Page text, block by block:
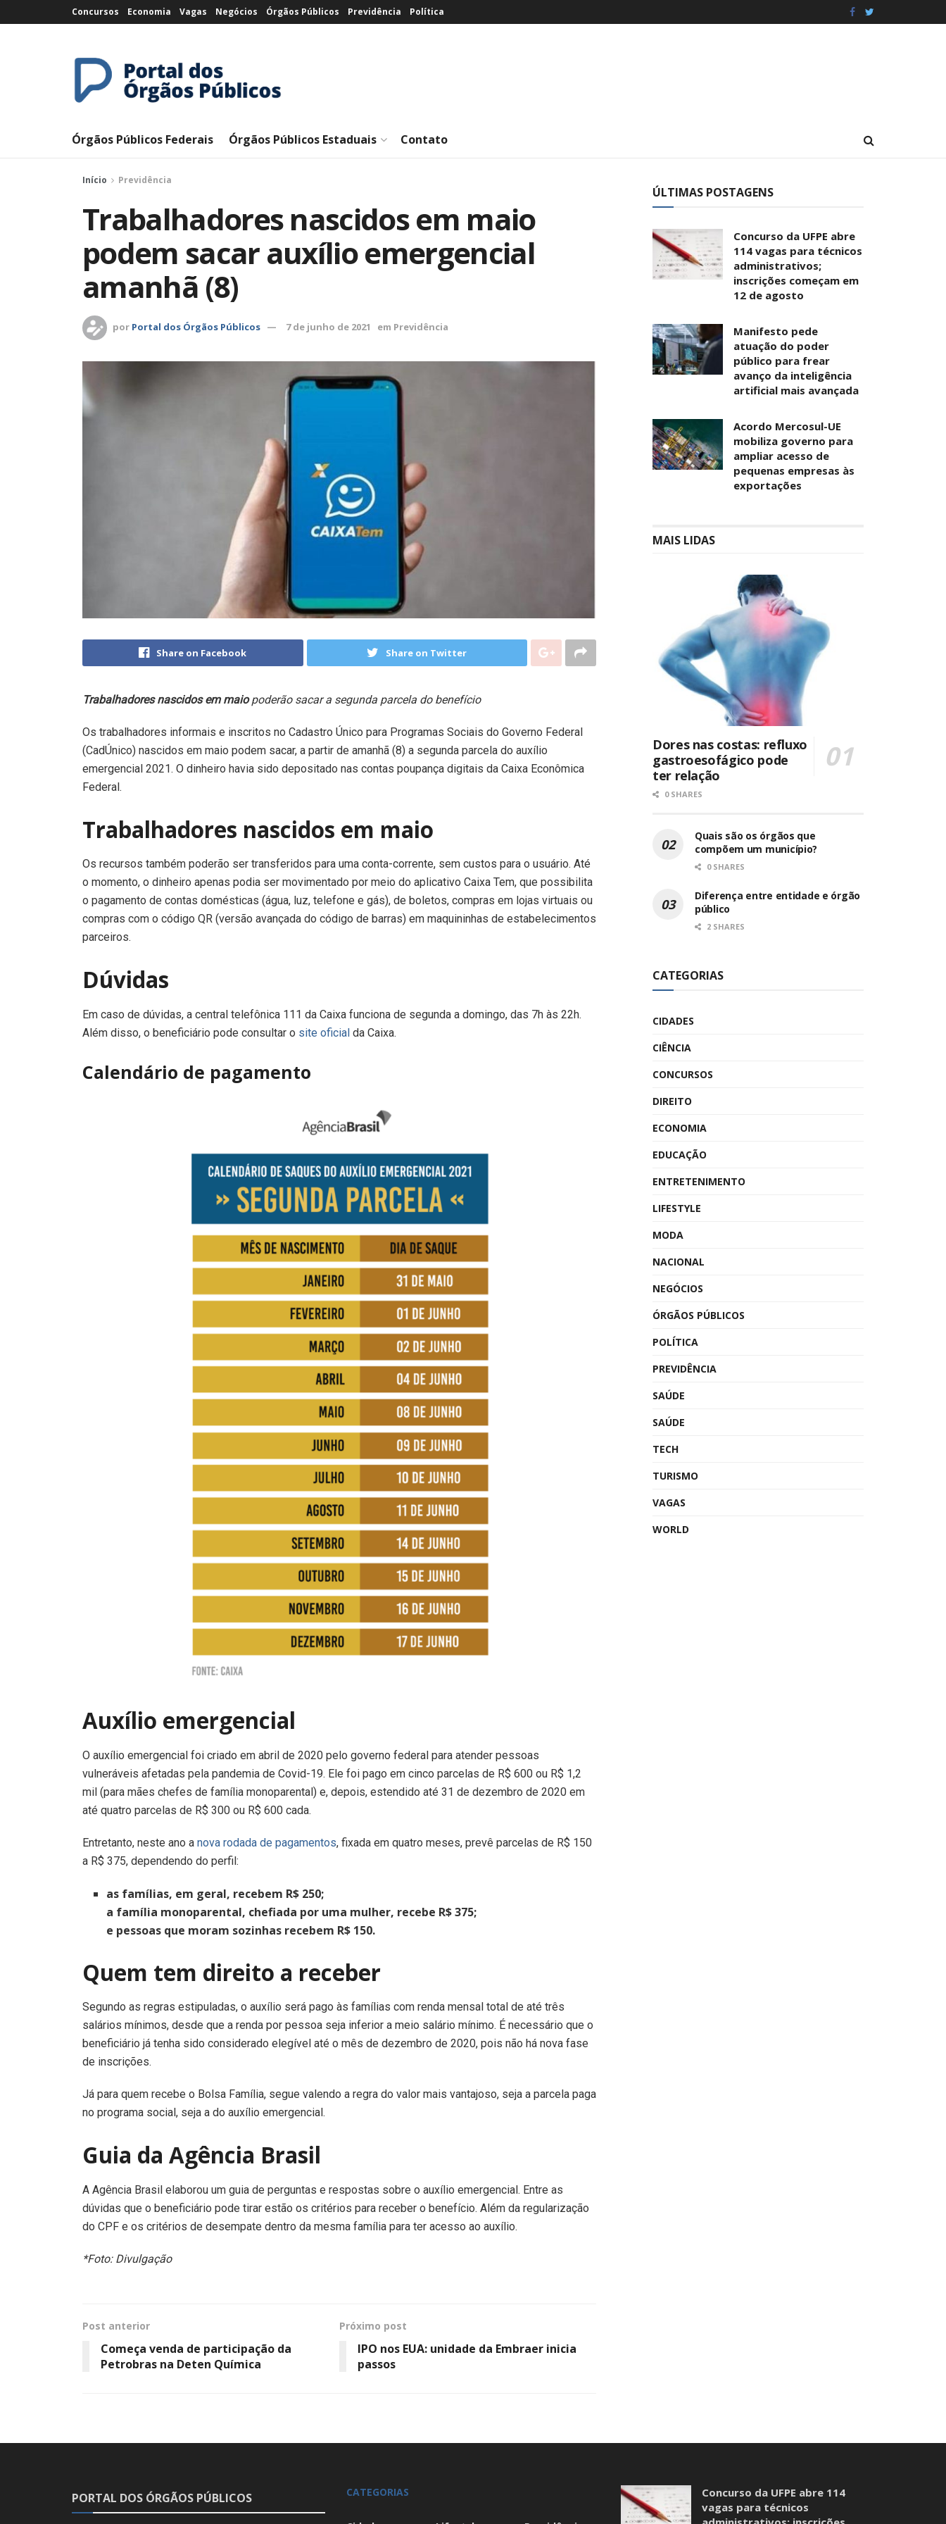
Concursos Economia Vagas Negócios Órgãos Públicos Previdência Política
Órgãos Públicos Federais Órgãos Públicos Estaduais Contato
Início Previdência
Trabalhadores nascidos em maio
podem sacar auxílio emergencial
amanhã (8)
por Portal dos Órgãos Públicos 7 de junho de 2021 em Previdência
Share on Facebook Share on Twitter
Trabalhadores nascidos em maiopoderão sacar a segunda parcela do benefício
Os trabalhadores informais e inscritos no Cadastro Único para Programas Sociais do Governo Federal
(CadÚnico) nascidos em maio podem sacar, a partir de amanhã (8) a segunda parcela do auxílio
emergencial 2021. O dinheiro havia sido depositado nas contas poupança digitais da Caixa Econômica
Federal.
Trabalhadores nascidos em maio
Os recursos também poderão ser transferidos para uma conta-corrente, sem custos para o usuário. Até
o momento, o dinheiro apenas podia ser movimentado por meio do aplicativo Caixa Tem, que possibilita
o pagamento de contas domésticas (água, luz, telefone e gás), de boletos, compras em lojas virtuais ou
compras com o código QR (versão avançada do código de barras) em maquininhas de estabelecimentos
parceiros.
Dúvidas
Em caso de dúvidas, a central telefônica 111 da Caixa funciona de segunda a domingo, das 7h às 22h.
Além disso, o beneficiário pode consultar o site oficial da Caixa.
Calendário de pagamento
Auxílio emergencial
O auxílio emergencial foi criado em abril de 2020 pelo governo federal para atender pessoas
vulneráveis afetadas pela pandemia de Covid-19. Ele foi pago em cinco parcelas de R$ 600 ou R$ 1,2
mil (para mães chefes de família monoparental) e, depois, estendido até 31 de dezembro de 2020 em
até quatro parcelas de R$ 300 ou R$ 600 cada.
Entretanto, neste ano a nova rodada de pagamentos, fixada em quatro meses, prevê parcelas de R$ 150
a R$ 375, dependendo do perfil:
as famílias, em geral, recebem R$ 250;
a família monoparental, chefiada por uma mulher, recebe R$ 375;
e pessoas que moram sozinhas recebem R$ 150.
Quem tem direito a receber
Segundo as regras estipuladas, o auxílio será pago às famílias com renda mensal total de até três
salários mínimos, desde que a renda por pessoa seja inferior a meio salário mínimo. É necessário que o
beneficiário já tenha sido considerado elegível até o mês de dezembro de 2020, pois não há nova fase
de inscrições.
Já para quem recebe o Bolsa Família, segue valendo a regra do valor mais vantajoso, seja a parcela paga
no programa social, seja a do auxílio emergencial.
Guia da Agência Brasil
A Agência Brasil elaborou um guia de perguntas e respostas sobre o auxílio emergencial. Entre as
dúvidas que o beneficiário pode tirar estão os critérios para receber o benefício. Além da regularização
do CPF e os critérios de desempate dentro da mesma família para ter acesso ao auxílio.
*Foto: Divulgação
Post anterior
Começa venda de participação da
Petrobras na Deten Química
Próximo post
IPO nos EUA: unidade da Embraer inicia
passos
ÚLTIMAS POSTAGENS
Concurso da UFPE abre
114 vagas para técnicos
administrativos;
inscrições começam em
12 de agosto
Manifesto pede
atuação do poder
público para frear
avanço da inteligência
artificial mais avançada
Acordo Mercosul-UE
mobiliza governo para
ampliar acesso de
pequenas empresas às
exportações
MAIS LIDAS
Dores nas costas: refluxo
gastroesofágico pode
ter relação
0 SHARES
Quais são os órgãos que
compõem um município?
0 SHARES
Diferença entre entidade e órgão
público
2 SHARES
CATEGORIAS
CIDADES
CIÊNCIA
CONCURSOS
DIREITO
ECONOMIA
EDUCAÇÃO
ENTRETENIMENTO
LIFESTYLE
MODA
NACIONAL
NEGÓCIOS
ÓRGÃOS PÚBLICOS
POLÍTICA
PREVIDÊNCIA
SAÚDE
SAÚDE
TECH
TURISMO
VAGAS
WORLD
PORTAL DOS ÓRGÃOS PÚBLICOS CATEGORIAS
Concurso da UFPE abre 114
vagas para técnicos